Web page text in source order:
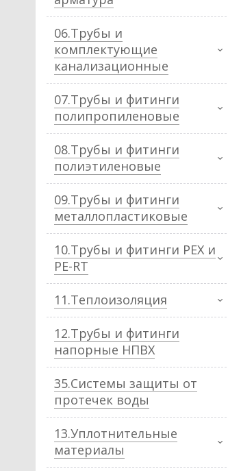
06.Трубы и
комплектующие
канализационные
07.Трубы и фитинги
полипропиленовые
08.Трубы и фитинги
полиэтиленовые
09.Трубы и фитинги
металлопластиковые
10.Трубы и фитинги PEX и
PE-RT
11.Теплоизоляция
12.Трубы и фитинги
напорные НПВХ
35.Системы защиты от
протечек воды
13.Уплотнительные
материалы